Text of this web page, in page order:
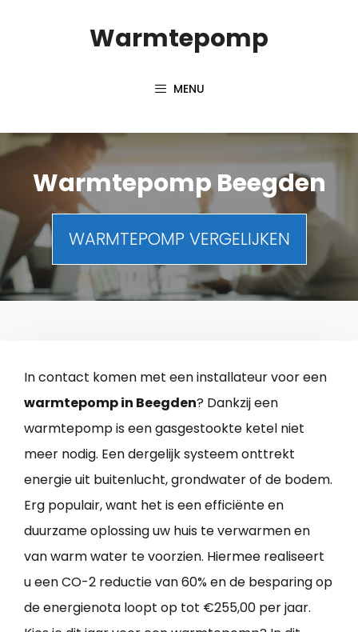
Warmtepomp
MENU
Warmtepomp Beegden
WARMTEPOMP VERGELIJKEN
In contact komen met een installateur voor een
warmtepomp in Beegden? Dankzij een
warmtepomp is een gasgestookte ketel niet
meer nodig. Een dergelijk systeem onttrekt
energie uit buitenlucht, grondwater of de bodem.
Erg populair, want het is een efficiënte en
duurzame oplossing uw huis te verwarmen en
van warm water te voorzien. Hiermee realiseert
u een CO-2 reductie van 60% en de besparing op
de energienota loopt op tot €255,00 per jaar.